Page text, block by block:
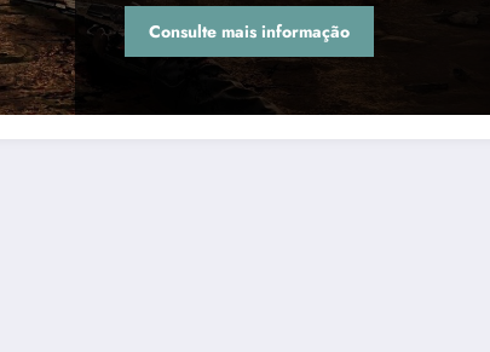
Consulte mais informação